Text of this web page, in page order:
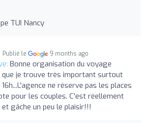
TUI Nancy
Publié le 9 months ago
Bonne organisation du voyage
que je trouve très important surtout
ne réserve pas les places
pour les couples. C'est réellement
gâche un peu le plaisir!!!